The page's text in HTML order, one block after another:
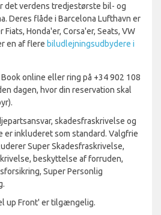
det verdens tredjestørste bil- og
Deres flåde i Barcelona Lufthavn er
Honda'er, Corsa'er, Seats, VW
en af flere biludlejningsudbydere i
Book online eller ring på +34 902 108
dagen, hvor din reservation skal
skadesfraskrivelse og
er inkluderet som standard. Valgfrie
Super Skadesfraskrivelse,
beskyttelse af forruden,
Super Personlig
up Front' er tilgængelig.